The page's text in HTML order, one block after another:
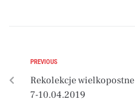
PREVIOUS
Rekolekcje wielkopostne
7-10.04.2019